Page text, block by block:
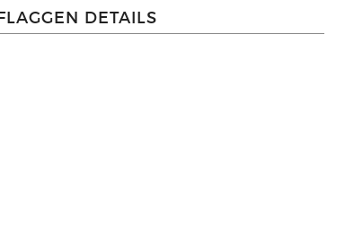
DETAILS